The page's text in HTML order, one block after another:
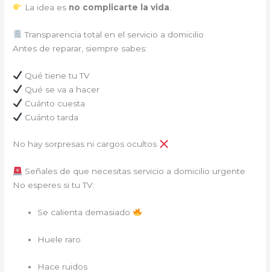
La idea es no complicarte la vida
Transparencia total en el servicio a domicilio
Antes de reparar, siempre sabes:
Qué tiene tu TV
Qué se va a hacer
Cuánto cuesta
Cuánto tarda
No hay sorpresas ni cargos ocultos
Señales de que necesitas servicio a domicilio urgente
No esperes si tu TV:
Se calienta demasiado
Huele raro
Hace ruidos